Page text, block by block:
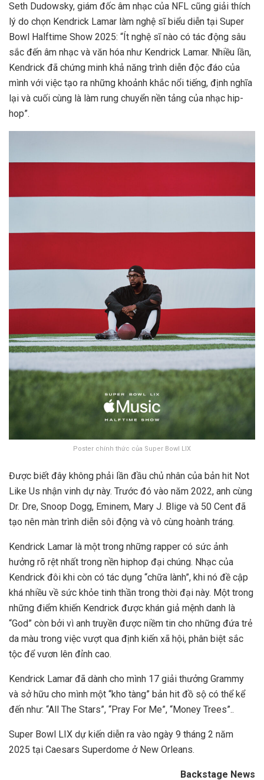
Seth Dudowsky, giám đốc âm nhạc của NFL cũng giải thích
lý do chọn Kendrick Lamar làm nghệ sĩ biểu diễn tại Super
Bowl Halftime Show 2025: “Ít nghệ sĩ nào có tác động sâu
sắc đến âm nhạc và văn hóa như Kendrick Lamar. Nhiều lần,
Kendrick đã chứng minh khả năng trình diễn độc đáo của
mình với việc tạo ra những khoảnh khắc nổi tiếng, định nghĩa
lại và cuối cùng là làm rung chuyển nền tảng của nhạc hip-
hop”.
Poster chính thức của Super Bowl LIX
Được biết đây không phải lần đầu chủ nhân của bản hit Not
Like Us nhận vinh dự này. Trước đó vào năm 2022, anh cùng
Dr. Dre, Snoop Dogg, Eminem, Mary J. Blige và 50 Cent đã
tạo nên màn trình diễn sôi động và vô cùng hoành tráng.
Kendrick Lamar là một trong những rapper có sức ảnh
hưởng rõ rệt nhất trong nền hiphop đại chúng. Nhạc của
Kendrick đôi khi còn có tác dụng “chữa lành”, khi nó đề cập
khá nhiều về sức khỏe tinh thần trong thời đại này. Một trong
những điểm khiến Kendrick được khán giả mệnh danh là
“God” còn bởi vì anh truyền được niềm tin cho những đứa trẻ
da màu trong việc vượt qua định kiến xã hội, phân biệt sắc
tộc để vươn lên đỉnh cao.
Kendrick Lamar đã dành cho mình 17 giải thưởng Grammy
và sở hữu cho mình một “kho tàng” bản hit đồ sộ có thể kể
đến như: “All The Stars”, “Pray For Me”, “Money Trees”..
Super Bowl LIX dự kiến ​​diễn ra vào ngày 9 tháng 2 năm
2025 tại Caesars Superdome ở New Orleans.
Backstage News